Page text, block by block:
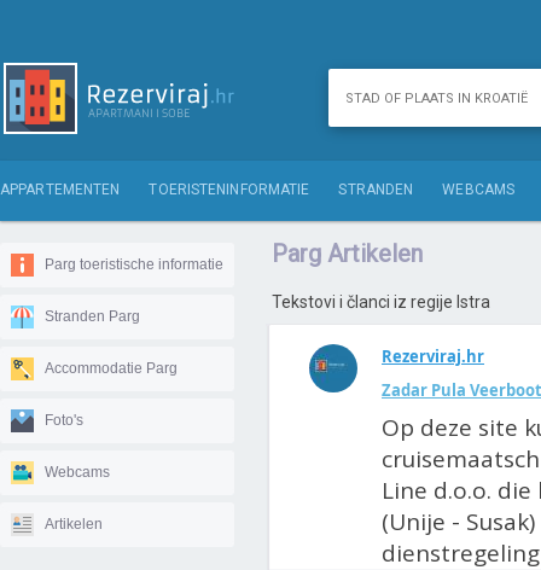
APPARTEMENTEN TOERISTENINFORMATIE STRANDEN WEBCAMS
Parg toeristische informatie
Stranden Parg
Accommodatie Parg
Foto's
Webcams
Artikelen
Parg Artikelen
Tekstovi i članci iz regije Istra
Rezerviraj.hr
Zadar Pula
Op deze site
Line d.o.o.
(Unije -